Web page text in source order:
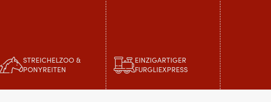
STREICHELZOO &
PONYREITEN
EINZIGARTIGER
FURGLIEXPRESS